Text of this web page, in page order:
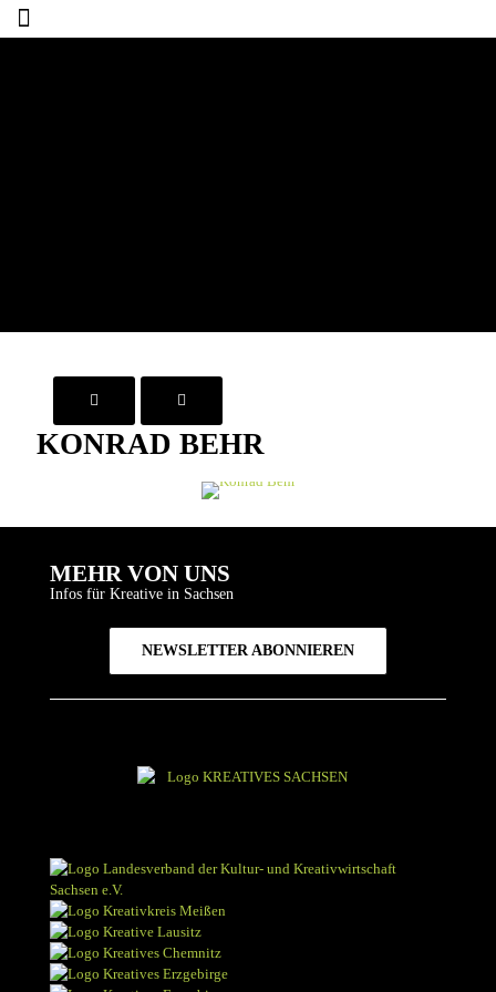
KONRAD BEHR
MEHR VON UNS
Infos für Kreative in Sachsen
NEWSLETTER ABONNIEREN